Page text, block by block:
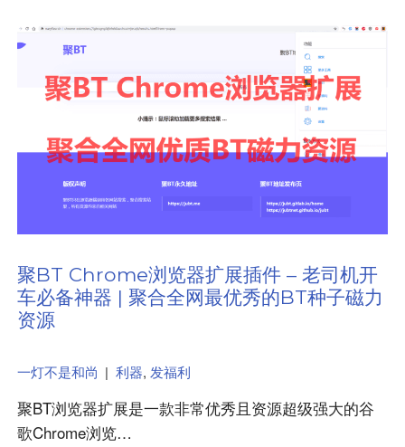
聚BT Chrome浏览器扩展插件 – 老司机开
车必备神器 | 聚合全网最优秀的BT种子磁力
资源
一灯不是和尚 | 利器, 发福利
聚BT浏览器扩展是一款非常优秀且资源超级强大的谷
歌Chrome浏览…